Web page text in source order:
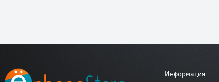
Информация